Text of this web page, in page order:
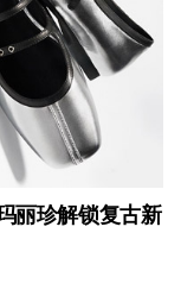
丽珍解锁复古新